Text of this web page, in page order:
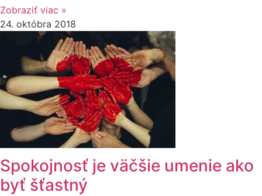
Zobraziť viac »
24. októbra 2018
Spokojnosť je väčšie umenie ako
byť šťastný